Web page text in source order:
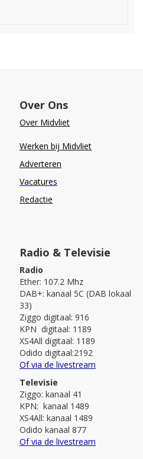
Over Ons
Over Midvliet
Werken bij Midvliet
Adverteren
Vacatures
Redactie
Radio & Televisie
Radio
Ether: 107.2 Mhz
DAB+: kanaal 5C (DAB lokaal
33)
Ziggo digitaal: 916
KPN digitaal: 1189
XS4All digitaal: 1189
Odido digitaal:2192
Of via de livestream
Televisie
Ziggo: kanaal 41
KPN: kanaal 1489
XS4All: kanaal 1489
Odido kanaal 877
Of via de livestream